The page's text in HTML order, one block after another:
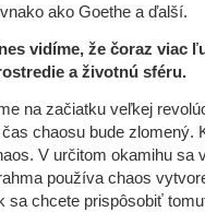
ako Goethe a ďalší.
vidíme, že čoraz viac
a životnú sféru.
na začiatku veľkej
chaosu bude zlomený.
V určitom okamihu sa
používa chaos
sa chcete prispôsobiť